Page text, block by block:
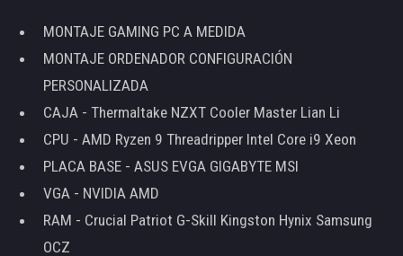
MONTAJE GAMING PC A MEDIDA
MONTAJE ORDENADOR CONFIGURACIÓN
PERSONALIZADA
CAJA - Thermaltake NZXT Cooler Master Lian Li
CPU - AMD Ryzen 9 Threadripper Intel Core i9 Xeon
PLACA BASE - ASUS EVGA GIGABYTE MSI
VGA - NVIDIA AMD
RAM - Crucial Patriot G-Skill Kingston Hynix Samsung
OCZ